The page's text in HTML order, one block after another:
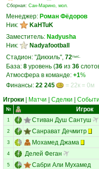
Сборная: Сан-Марино, мол.
Менеджер: Роман Фёдоров
Ник:
KaHTuK
Заместитель: Nadyusha
Ник:
Nadyafootball
Стадион: "Дикхиль", 72тыс.
База: 8 уровень (36 из 36
Атмосфера в команде: +1%
Финансы: 22 245
= 22к = 0м
Игроки
Матчи Сделки
№ Игрок
1 Стиван Душ Сантуш
2 Санрават Дечмитр
3 Мохамед Джама
4 Делей Феган
5 Сабри Али Мухамед